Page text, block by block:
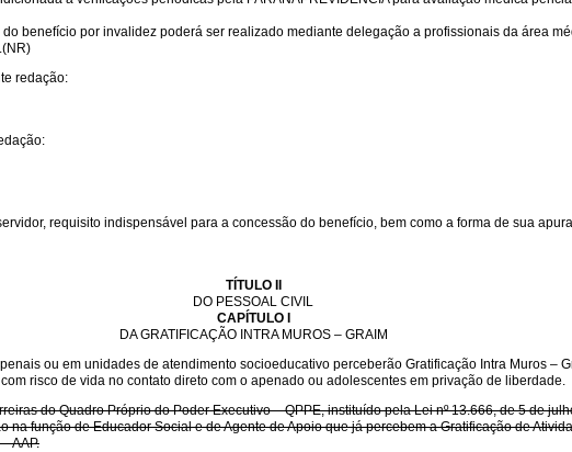
benefício por invalidez poderá ser realizado mediante delegação a profissionais da área
redação:
requisito indispensável para a concessão do benefício, bem como a forma de sua
TÍTULO II
DO PESSOAL CIVIL
CAPÍTULO I
DA GRATIFICAÇÃO INTRA MUROS – GRAIM
ou em unidades de atendimento socioeducativo perceberão Gratificação Intra Muros –
risco de vida no contato direto com o apenado ou adolescentes em privação de liberdade.
do Quadro Próprio do Poder Executivo – QPPE, instituído pela Lei nº 13.666, de 5 de
função de Educador Social e de Agente de Apoio que já percebem a Gratificação de
AAP.